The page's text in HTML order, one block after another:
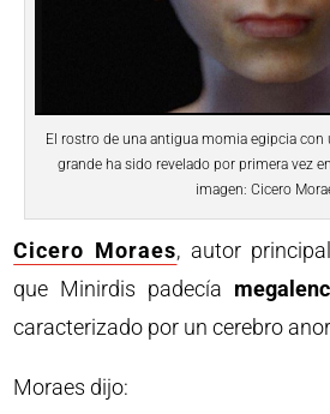
El rostro de una antigua momia egipcia
grande ha sido revelado por primera vez
imagen: Cicero
Cicero Moraes, autor
que Minirdis padecía
caracterizado por un cerebro
Moraes dijo: